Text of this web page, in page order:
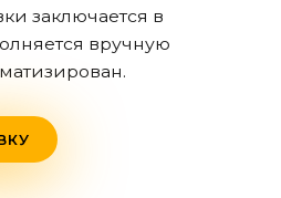
заключается в
вручную